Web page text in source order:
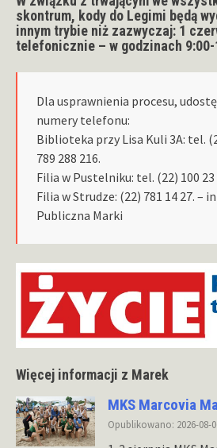
skontrum, kody do Legimi będą
innym trybie niż zazwyczaj: 1
telefonicznie – w godzinach 9:00-
Dla usprawnienia procesu,
numery telefonu:
Biblioteka przy Lisa Kuli 3A: tel.
789 288 216.
Filia w Pustelniku: tel. (22) 100 23
Filia w Strudze: (22) 781 14 27. –
Publiczna Marki
Więcej informacji z Marek
MKS Marcovia
Opublikowano: 2026-08-